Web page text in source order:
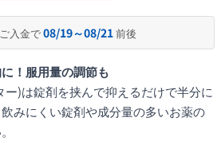
入金で08/19～08/21前後
！服用量の調節も
ー)は錠剤を挟んで抑えるだけで半分に
みにくい錠剤や成分量の多いお薬の